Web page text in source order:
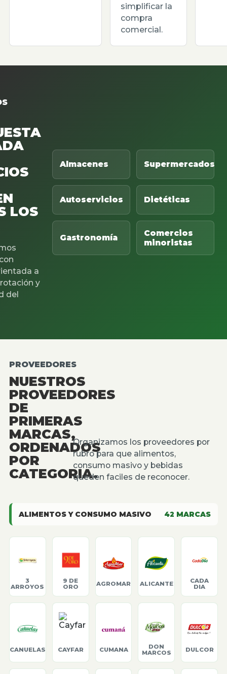
simplificar la
compra
comercial.
LOS
a
y
del
Almacenes Supermercados
Autoservicios Dietéticas
Gastronomía
Comercios
minoristas
PROVEEDORES
NUESTROS
PROVEEDORES
DE
PRIMERAS
MARCAS,
ORDENADOS
POR
CATEGORIA.
Organizamos los proveedores por
rubro para que alimentos,
consumo masivo y bebidas
queden faciles de reconocer.
ALIMENTOS Y CONSUMO MASIVO 42 MARCAS
3
ARROYOS
9 DE
ORO
AGROMAR ALICANTE
CADA
DIA
CANUELAS CAYFAR CUMANA
DON
MARCOS
DULCOR